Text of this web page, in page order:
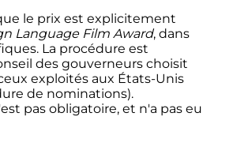
le prix est explicitement
Language Film Award, dans
La procédure est
des gouverneurs choisit
exploités aux États-Unis
de nominations).
pas obligatoire, et n'a pas eu